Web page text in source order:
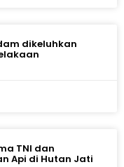
dikeluhkan
TNI dan
Api di Hutan Jati